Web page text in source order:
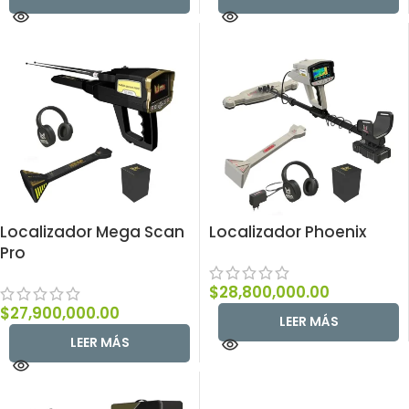
Localizador Mega Scan
Pro
$27,900,000.00
LEER MÁS
Localizador Phoenix
$28,800,000.00
LEER MÁS